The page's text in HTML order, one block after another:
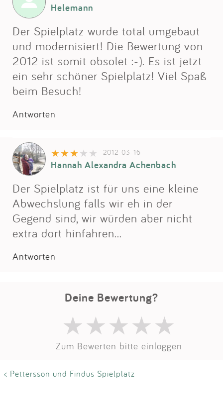
Helemann
Der Spielplatz wurde total umgebaut
und modernisiert! Die Bewertung von
2012 ist somit obsolet :-). Es ist jetzt
ein sehr schöner Spielplatz! Viel Spaß
beim Besuch!
Antworten
2012-03-16
Hannah Alexandra Achenbach
Der Spielplatz ist für uns eine kleine
Abwechslung falls wir eh in der
Gegend sind, wir würden aber nicht
extra dort hinfahren...
Antworten
Deine Bewertung?
Zum Bewerten bitte einloggen
< Pettersson und Findus Spielplatz